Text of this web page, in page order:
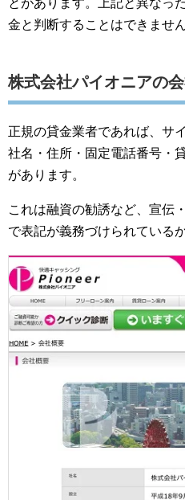
とがあります。上記と異なっ
金と判断することはできません
株式会社パイオニアの
正規の貸金業者であれば、サ
社名・住所・固定電話番号・
があります。
これは融資の勧誘など、宣伝
で表記が義務づけられている